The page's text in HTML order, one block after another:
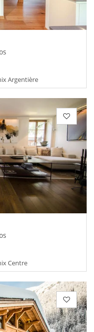
Argentière
Centre